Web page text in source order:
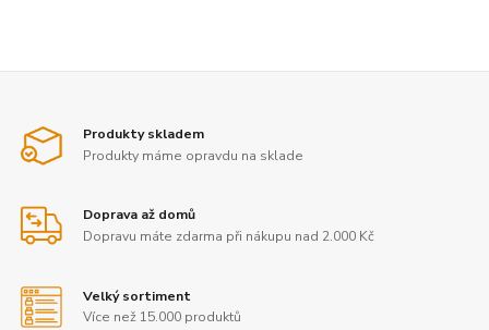
Produkty skladem
Produkty máme opravdu na sklade
Doprava až domů
Dopravu máte zdarma při nákupu nad 2.000 Kč
Velký sortiment
Více než 15.000 produktů